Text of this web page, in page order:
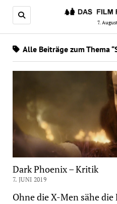
7.
Alle Beiträge zum Thema
Dark Phoenix – Kritik
7. JUNI 2019
Ohne die X-Men sähe